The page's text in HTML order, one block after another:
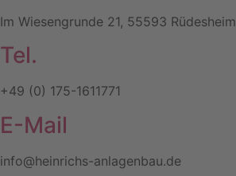
Im Wiesengrunde 21, 55593 Rüdesheim
Tel.
+49 (0) 175-1611771
E-Mail
info@heinrichs-anlagenbau.de